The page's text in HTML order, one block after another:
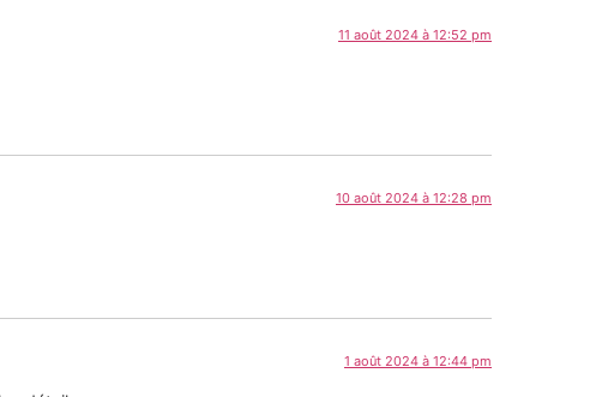
11 août 2024 à 12:52 pm
10 août 2024 à 12:28 pm
1 août 2024 à 12:44 pm